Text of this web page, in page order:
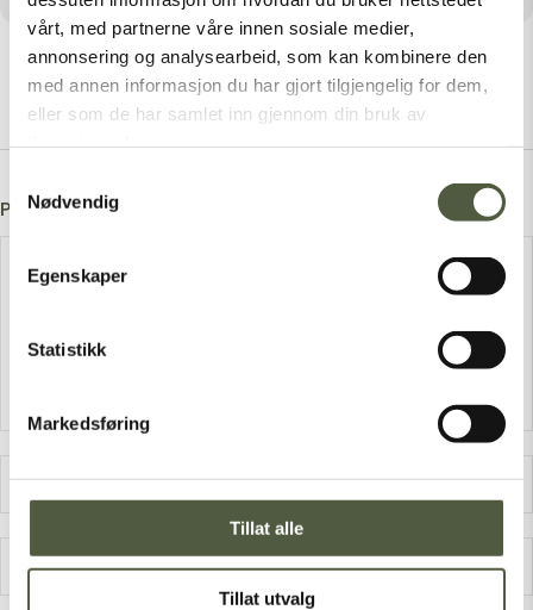
vårt, med partnerne våre innen sosiale medier,
annonsering og analysearbeid, som kan kombinere den
med annen informasjon du har gjort tilgjengelig for dem,
eller som de har samlet inn gjennom din bruk av
Nødvendig
Egenskaper
Statistikk
Markedsføring
Tillat alle
Tillat utvalg
Post A Comment